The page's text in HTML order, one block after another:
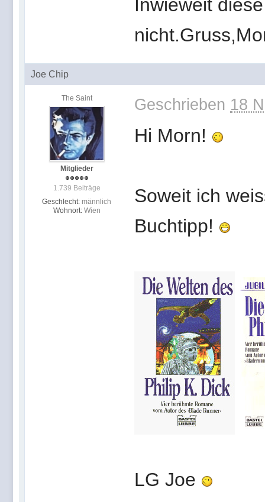
Inwieweit
Joe Chip
The Saint
Mitglieder
1.739 Beiträge
Geschlecht: männlich
Wohnort: Wien
Geschrieben 18
Hi Morn!
Soweit ich
Buchtipp!
LG Joe